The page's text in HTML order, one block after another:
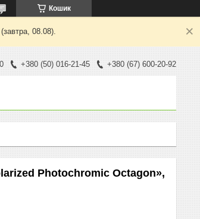
Кошик
08.08).
+380 (50) 016-21-45 +380 (67) 600-20-92
Photochromic Octagon»,